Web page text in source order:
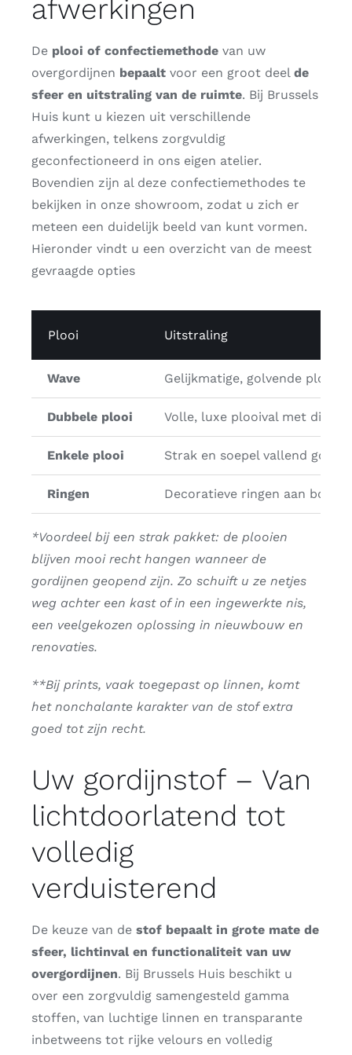
afwerkingen
De plooi of confectiemethodevan uw
overgordijnen bepaaltvoor een groot deel de
sfeer en uitstraling van de ruimte. Bij Brussels
Huis kunt u kiezen uit verschillende
afwerkingen, telkens zorgvuldig
geconfectioneerd in ons eigen atelier.
Bovendien zijn al deze confectiemethodes te
bekijken in onze showroom, zodat u zich er
meteen een duidelijk beeld van kunt vormen.
Hieronder vindt u een overzicht van de meest
gevraagde opties
Plooi Uitstraling
Wave Gelijkmatige, golvende
Dubbele plooi Volle, luxe plooival met diepe
Enkele plooi Strak en soepel vallend
Ringen Decoratieve ringen aan
*Voordeel bij een strak pakket: de plooien
blijven mooi recht hangen wanneer de
gordijnen geopend zijn. Zo schuift u ze netjes
weg achter een kast of in een ingewerkte nis,
een veelgekozen oplossing in nieuwbouw en
renovaties.
**Bij prints, vaak toegepast op linnen, komt
het nonchalante karakter van de stof extra
goed tot zijn recht.
Uw gordijnstof – Van
lichtdoorlatend tot
volledig
verduisterend
De keuze van de stof bepaalt in grote mate de
sfeer, lichtinval en functionaliteit van uw
overgordijnen. Bij Brussels Huis beschikt u
over een zorgvuldig samengesteld gamma
stoffen, van luchtige linnen en transparante
inbetweens tot rijke velours en volledig